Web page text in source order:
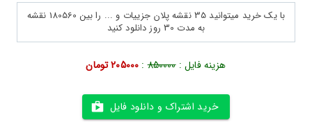
با یک خرید میتوانید 35 نقشه پلان جزییات و ... را بین 180560 نقشه
به مدت 30 روز دانلود کنید
هزینه فایل :850000
: 205000 تومان
خرید اشتراک و دانلود فایل